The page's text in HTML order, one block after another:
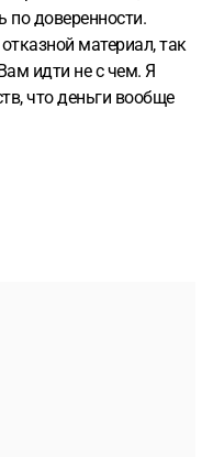
по доверенности.
материал, так
идти не с чем. Я
что деньги вообще